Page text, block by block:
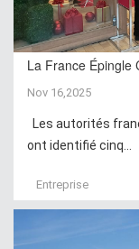
La France Épingle
Nov 16,2025
Les autorités
ont identifié cinq...
Entreprise